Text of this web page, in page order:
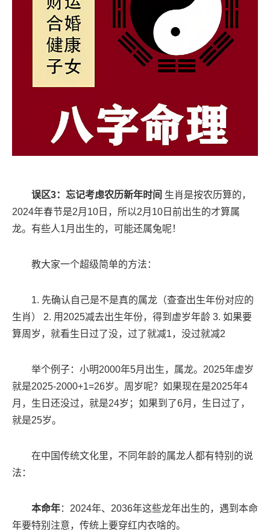
误区3：忘记考虑农历新年时间 生肖是按农历算的，
2024年春节是2月10日，所以2月10日前出生的才算属
龙。有些人1月出生的，可能还属兔呢！
教大家一个超级简单的方法：
1. 先确认自己是不是真的属龙（查查出生年份对应的
生肖） 2. 用2025减去出生年份，得到虚岁年龄 3. 如果要
算周岁，就看生日过了没，过了就减1，没过就减2
举个例子：小明2000年5月出生，属龙。2025年虚岁
就是2025-2000+1=26岁。周岁呢？如果现在是2025年4
月，生日还没过，就是24岁；如果到了6月，生日过了，
就是25岁。
在中国传统文化里，不同年龄的属龙人都有特别的说
法：
本命年：2024年、2036年这些龙年出生的，遇到本命
年要特别注意，传统上要穿红内衣啥的。